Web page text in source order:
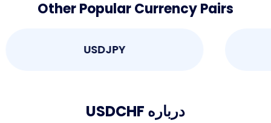
Other Popular Currency Pairs
USDJPY
درباره USDCHF